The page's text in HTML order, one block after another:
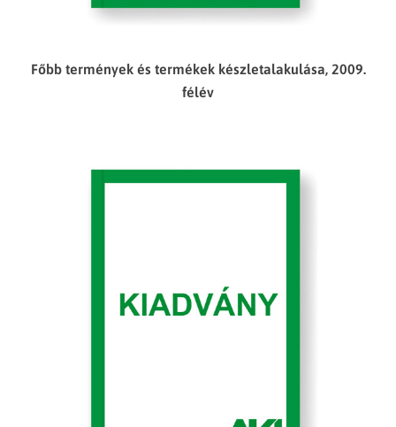
Főbb termények és termékek készletalakulása, 2009.
félév